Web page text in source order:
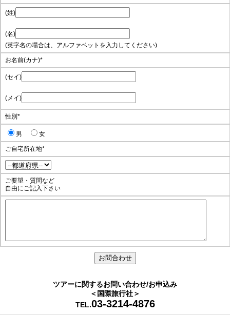
(姓)
(名)
(英字名の場合は、アルファベットを入力してください)
お名前(カナ)*
(セイ)
(メイ)
性別 *
男 女
ご自宅所在地*
ご要望・質問など
自由にご記入下さい
ツアーに関するお問い合わせ/お申込み
＜国際旅行社＞
TEL.03-3214-4876